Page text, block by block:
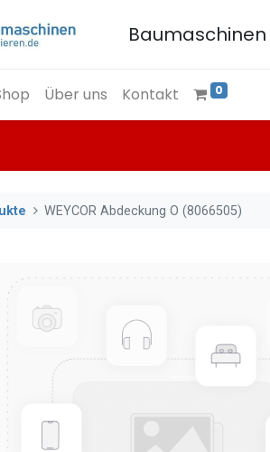
Baumaschinen
Über uns Kontakt 0
WEYCOR Abdeckung O (8066505)